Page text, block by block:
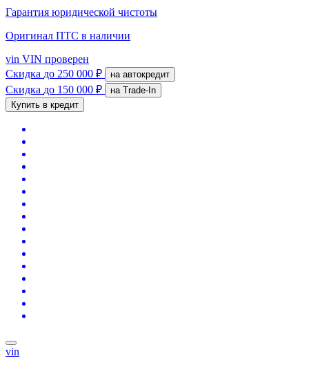
Гарантия юридической чистоты
Оригинал ПТС в наличии
vin VIN проверен
Скидка до 250 000 ₽ на автокредит
Скидка до 150 000 ₽
на Trade-In
Купить в кредит
vin